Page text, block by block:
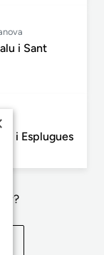
i Sant
i Esplugues